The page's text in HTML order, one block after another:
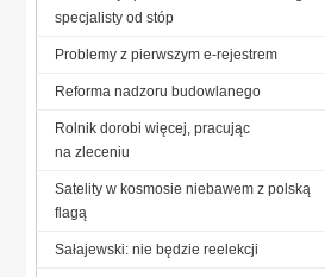
specjalisty od stóp
Problemy z pierwszym e-rejestrem
Reforma nadzoru budowlanego
Rolnik dorobi więcej, pracując
na zleceniu
Satelity w kosmosie niebawem z polską
flagą
Sałajewski: nie będzie reelekcji